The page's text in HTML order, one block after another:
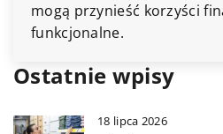
finansowe i
Ostatnie wpisy
18 lipca 2026